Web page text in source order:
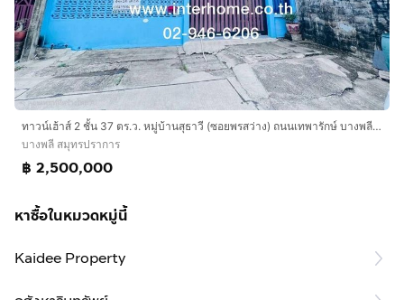
ทาวน์เฮ้าส์ 2 ชั้น 37 ตร.ว. หมู่บ้านสุธาวี (ซอยพรสว่าง) ถนนเทพารักษ์ บางพลี สมุทรปราการ
บางพลี สมุทรปราการ
฿ 2,500,000
หาซื้อในหมวดหมู่นี้
Kaidee Property